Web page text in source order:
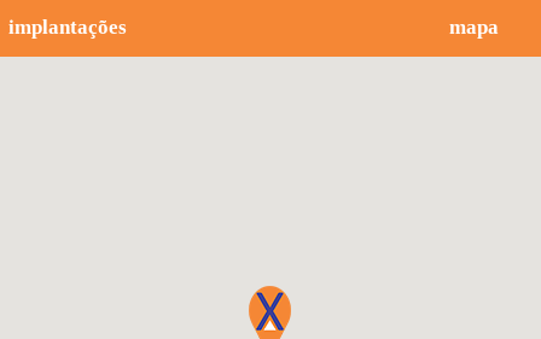
implantações mapa